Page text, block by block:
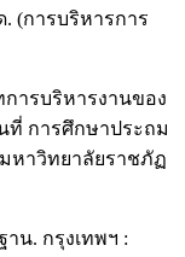
(การบริหารการ
ารบริหารงานของ
ที่ การศึกษาประถม
หาวิทยาลัยราชภัฏ
น. กรุงเทพฯ :